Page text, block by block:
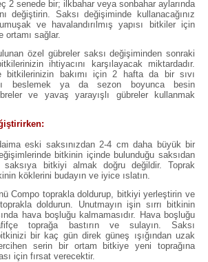
2 senede bir; ilkbahar veya sonbahar aylarında
değiştirin. Saksı değişiminde kullanacağınız
ve havalandırılmış yapısı bitkiler için
ortamı sağlar.
özel gübreler saksı değişiminden sonraki
ihtiyacını karşılayacak miktardadır.
bitkilerinizin bakımı için 2 hafta da bir sıvı
beslemek ya da sezon boyunca besin
ve yavaş yarayışlı gübreler kullanmak
eski saksınızdan 2-4 cm daha büyük bir
bitkinin içinde bulunduğu saksıdan
bitkiyi almak doğru değildir. Toprak
köklerini budayın ve iyice ıslatın.
Compo toprakla doldurup, bitkiyi yerleştirin ve
doldurun. Unutmayın işin sırrı bitkinin
hava boşluğu kalmamasıdır. Hava boşluğu
toprağa bastırın ve sulayın. Saksı
bir kaç gün direk güneş ışığından uzak
serin bir ortam bitkiye yeni toprağına
için fırsat verecektir.